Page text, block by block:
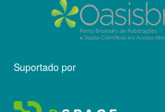
Suportado por